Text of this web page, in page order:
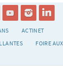
ACTINET
FOIRE